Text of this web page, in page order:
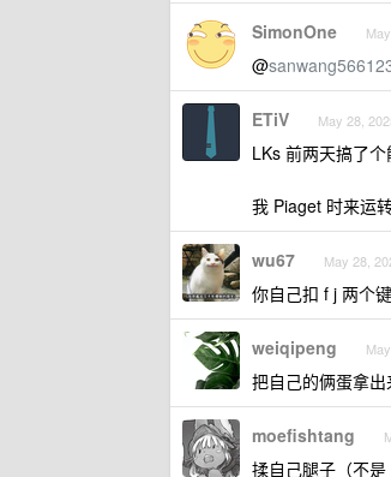
SimonOne
@
ETiV May 28,
LKs 前两天搞了
我 Piaget 时来运
wu67 May 28,
你自己扣 f j 两个
weiqipeng
把自己的俩蛋拿
moefishtang
揉自己腿子（不是